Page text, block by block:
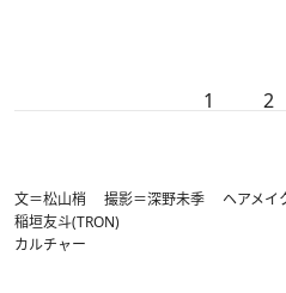
1 2
文＝松山梢 撮影＝深野未季 ヘアメイ
稲垣友斗(TRON)
カルチャー